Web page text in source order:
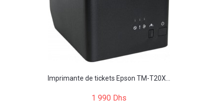
Imprimante de tickets Epson TM-T20X...
1 990 Dhs